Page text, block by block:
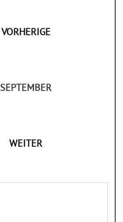
VORHERIGE
SEPTEMBER
WEITER